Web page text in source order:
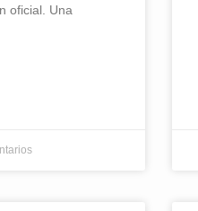
oficial. Una